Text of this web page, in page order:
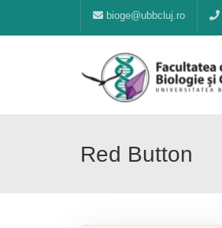
bioge@ubbcluj.ro
Red Button